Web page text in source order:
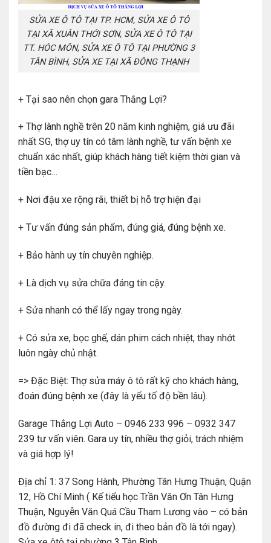
SỬA XE Ô TÔ TẠI TP. HCM, SỬA XE Ô TÔ
TẠI XÃ XUÂN THỚI SƠN, SỬA XE Ô TÔ TẠI
TT. HÓC MÔN, SỬA XE Ô TÔ TẠI PHƯỜNG 3
TÂN BÌNH, SỬA XE TẠI XÃ ĐÔNG THẠNH
+ Tại sao nên chọn gara Thắng Lợi?
+ Thợ lành nghề trên 20 năm kinh nghiệm, giá ưu đãi
nhất SG, thợ uy tín có tâm lành nghề, tư vấn bệnh xe
chuẩn xác nhất, giúp khách hàng tiết kiệm thời gian và
tiền bạc…
+ Nơi đậu xe rộng rãi, thiết bị hỗ trợ hiện đại
+ Tư vấn đúng sản phẩm, đúng giá, đúng bệnh xe.
+ Bảo hành uy tín chuyên nghiệp.
+ Là dịch vụ sửa chữa đáng tin cậy.
+ Sửa nhanh có thể lấy ngay trong ngày.
+ Có sửa xe, bọc ghế, dán phim cách nhiệt, thay nhớt
luôn ngày chủ nhật.
=> Đặc Biệt: Thợ sửa máy ô tô rất kỹ cho khách hàng,
đoán đúng bệnh xe (đây là yếu tố độ bền lâu).
Garage Thắng Lợi Auto – 0946 233 996 – 0932 347
239 tư vấn viên. Gara uy tín, nhiều thợ giỏi, trách nhiệm
và giá hợp lý!
Địa chỉ 1: 37 Song Hành, Phường Tân Hưng Thuận, Quận
12, Hồ Chí Minh ( Kế tiểu học Trần Văn Ơn Tân Hưng
Thuận, Nguyễn Văn Quá Cầu Tham Lương vào – có bản
đồ đường đi đã check in, đi theo bản đồ là tới ngay).